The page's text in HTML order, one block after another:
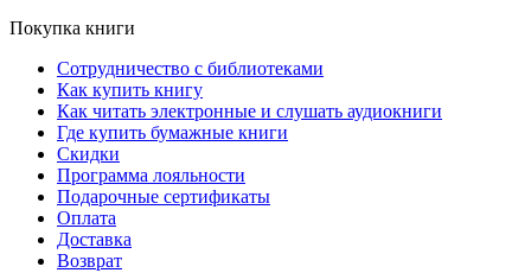
Покупка книги
Сотрудничество с библиотеками
Как купить книгу
Как читать электронные и слушать аудиокниги
Где купить бумажные книги
Скидки
Программа лояльности
Подарочные сертификаты
Оплата
Доставка
Возврат